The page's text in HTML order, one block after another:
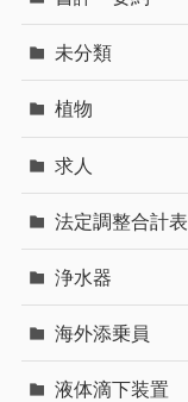
未分類
植物
求人
法定調整合計表
浄水器
海外添乗員
液体滴下装置